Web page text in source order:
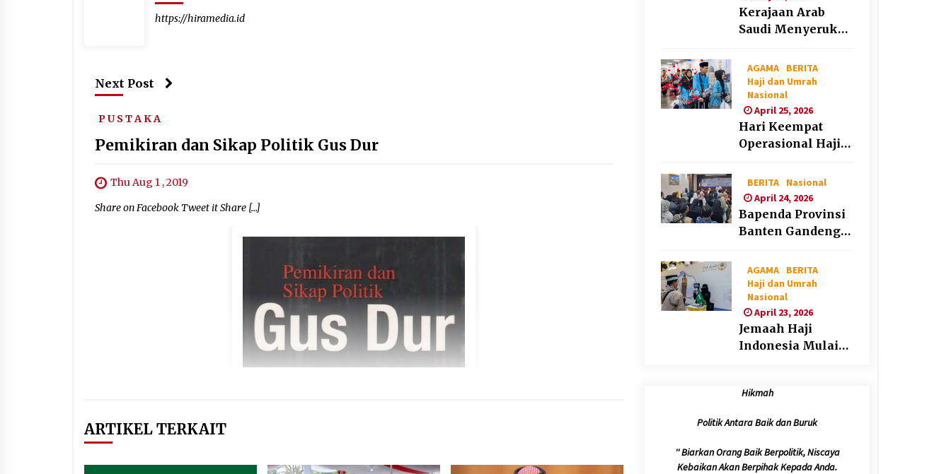
https://hiramedia.id
Next Post
P U S T A K A
Pemikiran dan Sikap Politik Gus Dur
Thu Aug 1 , 2019
Share on Facebook Tweet it Share […]
ARTIKEL TERKAIT
Kerajaan Arab
Saudi Menyerukan
Dzul Hijjah pada
Hari Minggu
AGAMA
BERITA
Haji dan Umrah
Nasional
April 25, 2026
Hari Keempat
Operasional Haji
Jemaah Telah
Diberangkatkan
BERITA
Nasional
April 24, 2026
Bapenda Provinsi
Banten Gandeng
Penyuluhan
Optimalisasi Pajak
Daerah di Kota
Tangerang
AGAMA
BERITA
Haji dan Umrah
Nasional
April 23, 2026
Jemaah Haji
Indonesia Mulai
Layanan Kian
Terintegrasi
Hikmah
Politik Antara Baik dan Buruk
'' Biarkan Orang Baik Berpolitik, Niscaya
Kebaikan Akan Berpihak Kepada Anda.